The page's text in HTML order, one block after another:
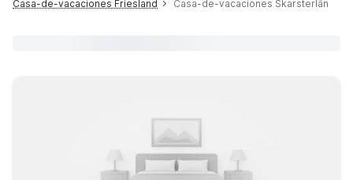
Casa-de-vacaciones Friesland
Casa-de-vacaciones Skarsterlân